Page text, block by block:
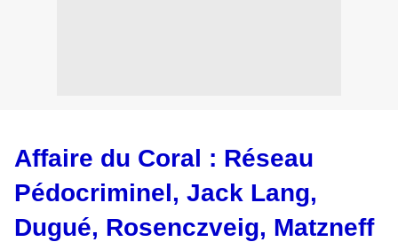
Affaire du Coral : Réseau
Pédocriminel, Jack Lang,
Dugué, Rosenczveig, Matzneff